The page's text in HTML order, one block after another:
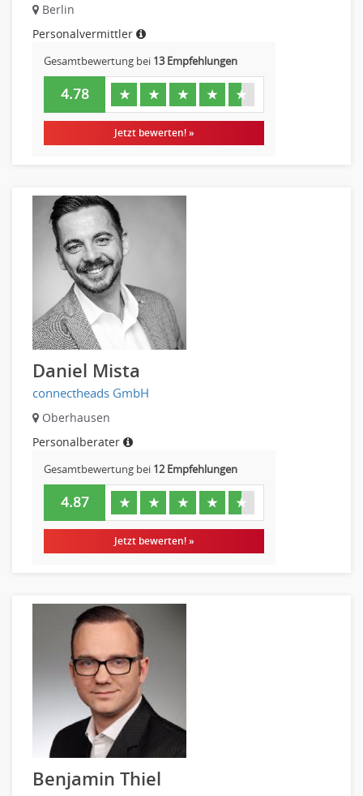
Berlin
Personalvermittler
Gesamtbewertung bei 13 Empfehlungen
4.78 ★ ★ ★ ★ ★
Jetzt bewerten! »
Daniel Mista
connectheads GmbH
Oberhausen
Personalberater
Gesamtbewertung bei 12 Empfehlungen
4.87 ★ ★ ★ ★ ★
Jetzt bewerten! »
Benjamin Thiel